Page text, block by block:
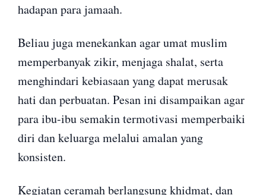
hadapan para jamaah.
Beliau juga menekankan agar umat muslim
memperbanyak zikir, menjaga shalat, serta
menghindari kebiasaan yang dapat merusak
hati dan perbuatan. Pesan ini disampaikan agar
para ibu-ibu semakin termotivasi memperbaiki
diri dan keluarga melalui amalan yang
konsisten.
Kegiatan ceramah berlangsung khidmat, dan